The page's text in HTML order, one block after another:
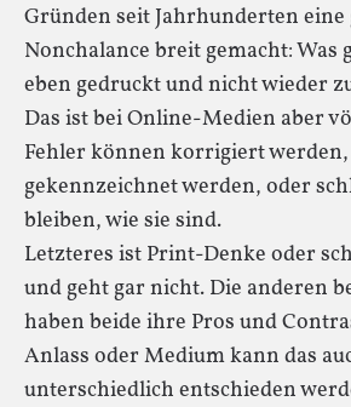
Gründen seit Jahrhunderten eine
Nonchalance breit gemacht: Was
eben gedruckt und nicht wieder
Das ist bei Online-Medien aber
Fehler können korrigiert werden,
gekennzeichnet werden, oder
bleiben, wie sie sind.
Letzteres ist Print-Denke oder
und geht gar nicht. Die anderen
haben beide ihre Pros und
Anlass oder Medium kann das
unterschiedlich entschieden